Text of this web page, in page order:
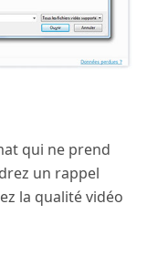
qui ne prend
un rappel
la qualité vidéo